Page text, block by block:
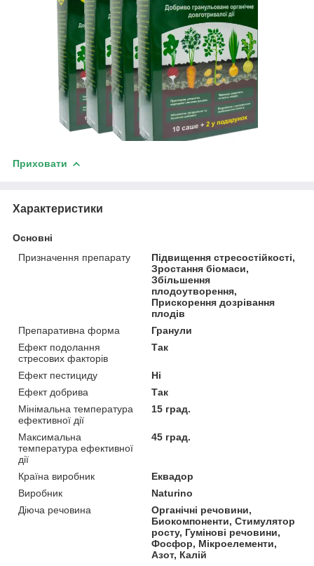
Приховати
Характеристики
Основні
Призначення препарату
Підвищення стресостійкості,
Зростання біомаси,
Збільшення
плодоутворення,
Прискорення дозрівання
плодів
Препаративна форма
Гранули
Ефект подолання
стресових факторів
Так
Ефект пестициду
Ні
Ефект добрива
Так
Мінімальна температура
ефективної дії
15 град.
Максимальна
температура ефективної
дії
45 град.
Країна виробник
Еквадор
Виробник
Naturino
Діюча речовина
Органічні речовини,
Биокомпоненти, Стимулятор
росту, Гумінові речовини,
Фосфор, Мікроелементи,
Азот, Калій